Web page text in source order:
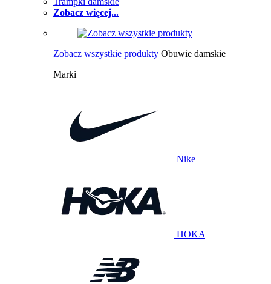
Zobacz więcej...
Zobacz wszystkie produkty Obuwie damskie
Marki
Nike
HOKA